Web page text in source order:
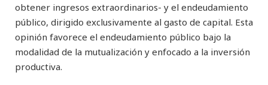
obtener ingresos extraordinarios- y el endeudamiento
público, dirigido exclusivamente al gasto de capital. Esta
opinión favorece el endeudamiento público bajo la
modalidad de la mutualización y enfocado a la inversión
productiva.